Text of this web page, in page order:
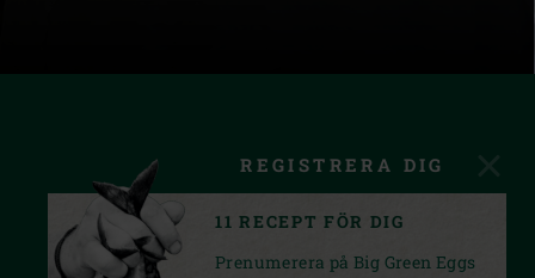
REGISTRERA DIG
11 RECEPT FÖR DIG
Prenumerera på Big Green Eggs